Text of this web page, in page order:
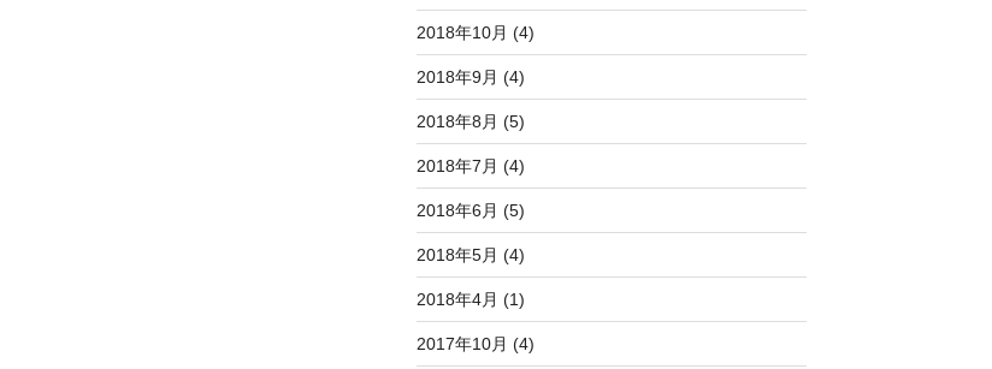
2018年10月 (4)
2018年9月 (4)
2018年8月 (5)
2018年7月 (4)
2018年6月 (5)
2018年5月 (4)
2018年4月 (1)
2017年10月 (4)